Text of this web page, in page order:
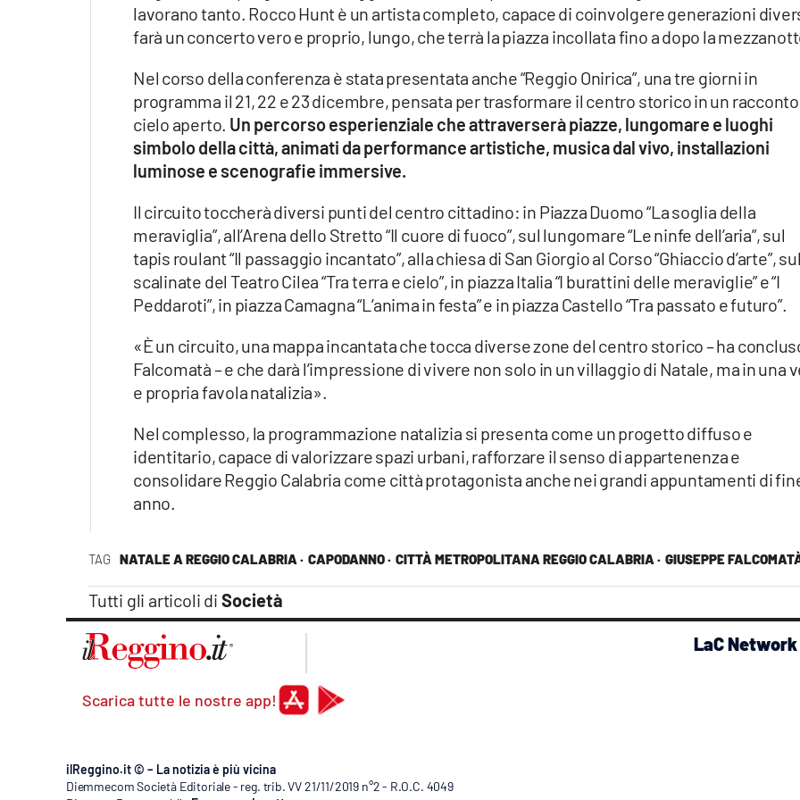
TAG NATALE A REGGIO CALABRIA · CAPODANNO · CITTÀ METROPOLITANA REGGIO CALABRIA · GIUSEPPE
Tutti gli articoli di Società
lavorano tanto. Rocco Hunt è un artista completo, capace di coinvolgere generazioni
farà un concerto vero e proprio, lungo, che terrà la piazza incollata fino a dopo la
Nel corso della conferenza è stata presentata anche “Reggio Onirica”, una tre giorni in
programma il 21, 22 e 23 dicembre, pensata per trasformare il centro storico in un racconto
cielo aperto. Un percorso esperienziale che attraverserà piazze, lungomare e luoghi
simbolo della città, animati da performance artistiche, musica dal vivo, installazioni
luminose e scenografie immersive.
Il circuito toccherà diversi punti del centro cittadino: in Piazza Duomo “La soglia della
meraviglia”, all’Arena dello Stretto “Il cuore di fuoco”, sul lungomare “Le ninfe dell’aria”, sul
tapis roulant “Il passaggio incantato”, alla chiesa di San Giorgio al Corso “Ghiaccio d’arte”,
scalinate del Teatro Cilea “Tra terra e cielo”, in piazza Italia “I burattini delle meraviglie” e “I
Peddaroti”, in piazza Camagna “L’anima in festa” e in piazza Castello “Tra passato e futuro”.
«È un circuito, una mappa incantata che tocca diverse zone del centro storico – ha
Falcomatà – e che darà l’impressione di vivere non solo in un villaggio di Natale, ma in una
e propria favola natalizia».
Nel complesso, la programmazione natalizia si presenta come un progetto diffuso e
identitario, capace di valorizzare spazi urbani, rafforzare il senso di appartenenza e
consolidare Reggio Calabria come città protagonista anche nei grandi appuntamenti di
anno.
Scarica tutte le nostre app!
LaC Network
ilReggino.it © – La notizia è più vicina
Diemmecom Società Editoriale - reg. trib. VV 21/11/2019 n°2 - R.O.C. 4049